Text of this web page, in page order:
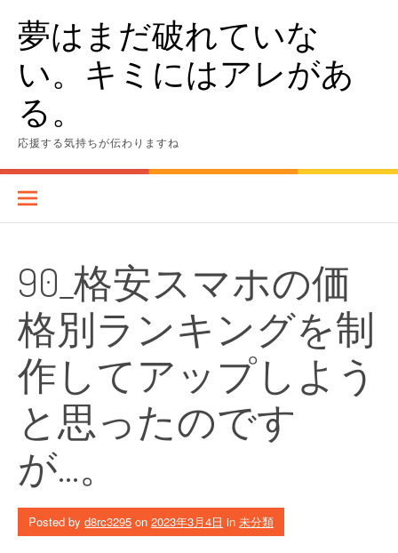
content夢はまだ破れていな
い。キミにはアレがあ
る。
応援する気持ちが伝わりますね
90_格安スマホの価
格別ランキングを制
作してアップしよう
と思ったのです
が…。
Posted by d8rc3295 on 2023年3月4日 in 未分類